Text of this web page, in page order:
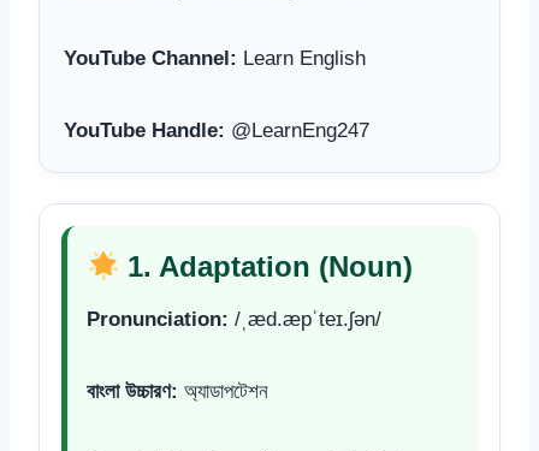
YouTube Channel: Learn English
YouTube Handle: @LearnEng247
1. Adaptation (Noun)
Pronunciation: /ˌæd.æpˈteɪ.ʃən/
বাংলা উচ্চারণ: অ্যাডাপটেশন